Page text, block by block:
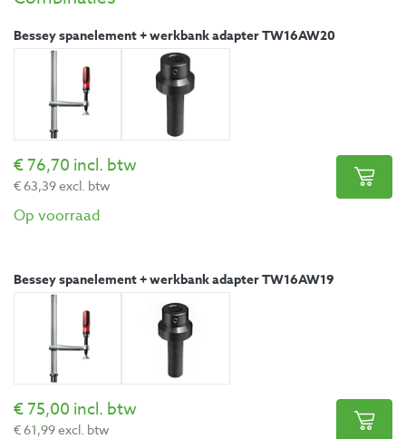
Bessey spanelement + werkbank adapter TW16AW20
76,70 incl. btw
63,39 excl. btw
Op voorraad
Bessey spanelement + werkbank adapter TW16AW19
75,00 incl. btw
61,99 excl. btw